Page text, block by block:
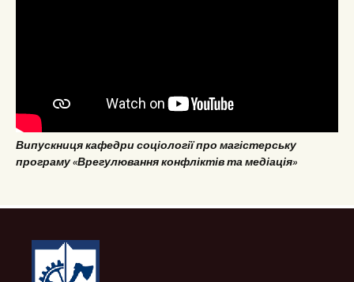
Випускниця кафедри соціології про магістерську
програму «Врегулювання конфліктів та медіація»